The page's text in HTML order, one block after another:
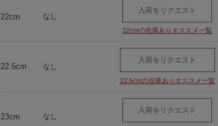
22cm なし
入荷をリクエスト
22cmの在庫ありオススメ一覧
22.5cm なし
入荷をリクエスト
22.5cmの在庫ありオススメ一覧
23cm なし
入荷をリクエスト